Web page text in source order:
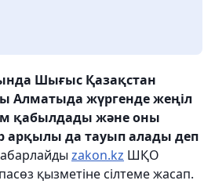
Шығыс Қазақстан
Алматыда жүргенде жеңіл
қабылдады және оны
арқылы да тауып алады деп
zakon.kz ШҚО
қызметіне сілтеме жасап.